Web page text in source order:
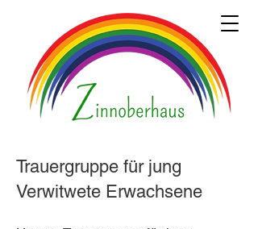
Trauergruppe für jung
Verwitwete Erwachsene